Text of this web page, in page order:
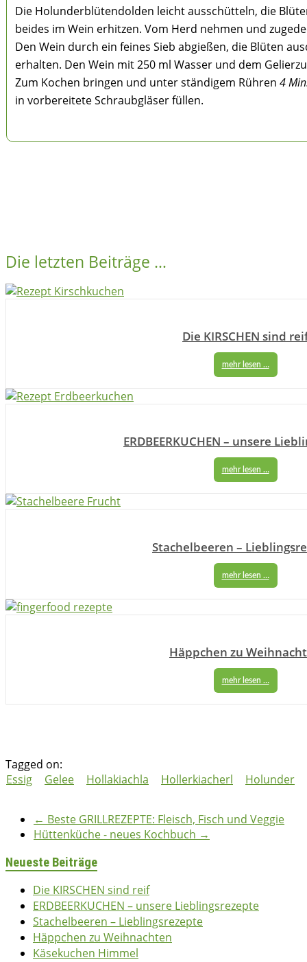
Die Holunderblütendolden leicht ausschütteln, die
beides im Wein erhitzen. Vom Herd nehmen und
Den Wein durch ein feines Sieb abgießen, die Blüten
erhalten. Den Wein mit 250 ml Wasser und dem
Zum Kochen bringen und unter ständigem Rühren 4
in vorbereitete Schraubgläser füllen.
Die letzten Beiträge …
Die KIRSCHEN sind
mehr lesen …
ERDBEERKUCHEN – unsere
mehr lesen …
Stachelbeeren –
mehr lesen …
Häppchen zu
mehr lesen …
Tagged on:
Essig
Gelee Hollakiachla Hollerkiacherl Holunder
← Beste GRILLREZEPTE: Fleisch, Fisch und Veggie
Hüttenküche - neues Kochbuch →
Neueste Beiträge
Die KIRSCHEN sind reif
ERDBEERKUCHEN – unsere Lieblingsrezepte
Stachelbeeren – Lieblingsrezepte
Häppchen zu Weihnachten
Käsekuchen Himmel